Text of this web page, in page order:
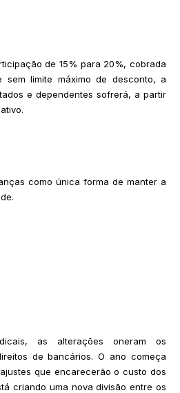
de 15% para 20%, cobrada
limite máximo de desconto, a
e dependentes sofrerá, a partir
como única forma de manter a
as alterações oneram os
de bancários. O ano começa
que encarecerão o custo dos
criando uma nova divisão entre os